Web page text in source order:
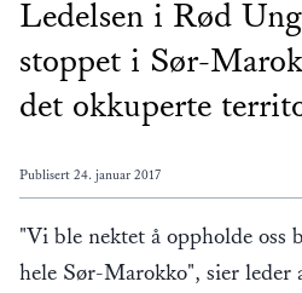
Ledelsen i Rød
stoppet i Sør-
det okkuperte
Publisert 24. januar 2017
"Vi ble nektet å oppholde oss
hele Sør-Marokko", sier